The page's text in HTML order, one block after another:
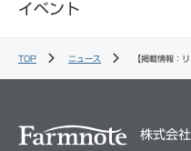
イベント
TOP ニュース 【掲載情報：
株式会